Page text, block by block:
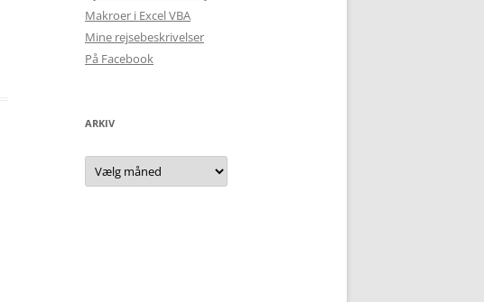
Makroer i Excel VBA
Mine rejsebeskrivelser
På Facebook
ARKIV
Arkiv